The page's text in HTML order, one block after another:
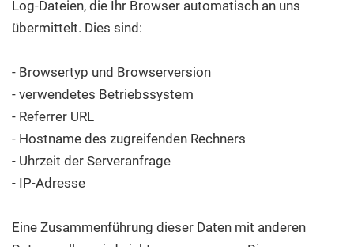
Log-Dateien, die Ihr Browser automatisch an uns
übermittelt. Dies sind:
- Browsertyp und Browserversion
- verwendetes Betriebssystem
- Referrer URL
- Hostname des zugreifenden Rechners
- Uhrzeit der Serveranfrage
- IP-Adresse
Eine Zusammenführung dieser Daten mit anderen